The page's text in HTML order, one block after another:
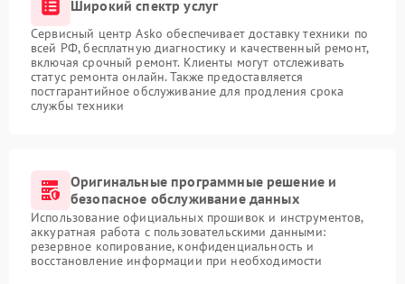
Широкий спектр услуг
Сервисный центр Asko обеспечивает доставку техники по
всей РФ, бесплатную диагностику и качественный ремонт,
включая срочный ремонт. Клиенты могут отслеживать
статус ремонта онлайн. Также предоставляется
постгарантийное обслуживание для продления срока
службы техники
Оригинальные программные решение и
безопасное обслуживание данных
Использование официальных прошивок и инструментов,
аккуратная работа с пользовательскими данными:
резервное копирование, конфиденциальность и
восстановление информации при необходимости